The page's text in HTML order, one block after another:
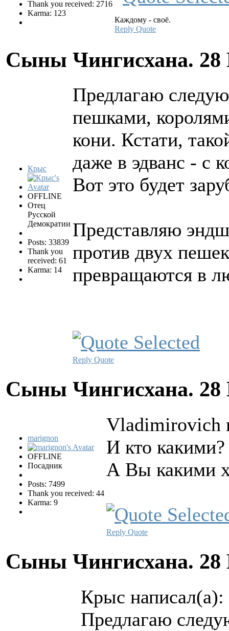
Thank you received: 2716
Karma: 123
Каждому - своё.
Reply Quote
Сыны Чингисхана. 28
Крыс
OFFLINE
Отец
Русской
Демократии
Posts: 33839
Thank you
received: 61
Karma: 14
Предлагаю
пешками,
кони. Кстати,
даже в эдванс - с
Вот это будет
Представляю
против двух
превращаются в
Reply Quote
Сыны Чингисхана. 28
marignon
OFFLINE
Посадник
Posts: 7499
Thank you received: 44
Karma: 9
Vladimirovich
И кто какими?
А Вы какими
Reply Quote
Сыны Чингисхана. 28
Крыс написал(а):
Предлагаю